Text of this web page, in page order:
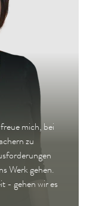
mich, bei
zu
Werk gehen.
- gehen wir es